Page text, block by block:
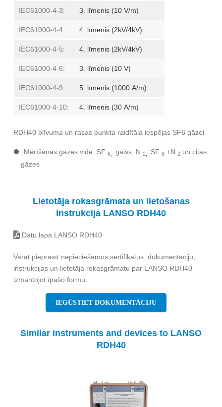
IEC61000-4-3: 3. līmenis (10 V/m)
IEC61000-4-4: 4. līmenis (2kV/4kV)
IEC61000-4-5: 4. līmenis (2kV/4kV)
IEC61000-4-6: 3. līmenis (10 V)
IEC61000-4-9: 5. līmenis (1000 A/m)
IEC61000-4-10: 4. līmenis (30 A/m)
RDH40 blīvuma un rasas punkta raidītāja iespējas SF6 gāzei
Mērīšanas gāzes vide: SF 6, gaiss, N 2, SF 6 +N 2 un citas
gāzes
Lietotāja rokasgrāmata un lietošanas
instrukcija LANSO RDH40
Datu lapa LANSO RDH40
Varat pieprasīt nepieciešamos sertifikātus, dokumentāciju,
instrukcijas un lietotāja rokasgrāmatu par LANSO RDH40
izmantojot īpašo formu.
IEGŪSTIET DOKUMENTĀCIJU
Similar instruments and devices to LANSO
RDH40